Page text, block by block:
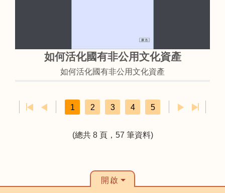
如何活化國有非公用文化資產
如何活化國有非公用文化資產
1 2 3 4 5
(總共 8 頁，57 筆資料)
開啟